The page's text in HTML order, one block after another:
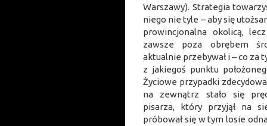
Warszawy). Strategia
niego nie tyle – aby się
prowincjonalna okolicą,
zawsze poza obrębem
aktualnie przebywał i – co za
z jakiegoś punktu
Życiowe przypadki
na zewnątrz stało się
pisarza, który przyjął na
próbował się w tym losie